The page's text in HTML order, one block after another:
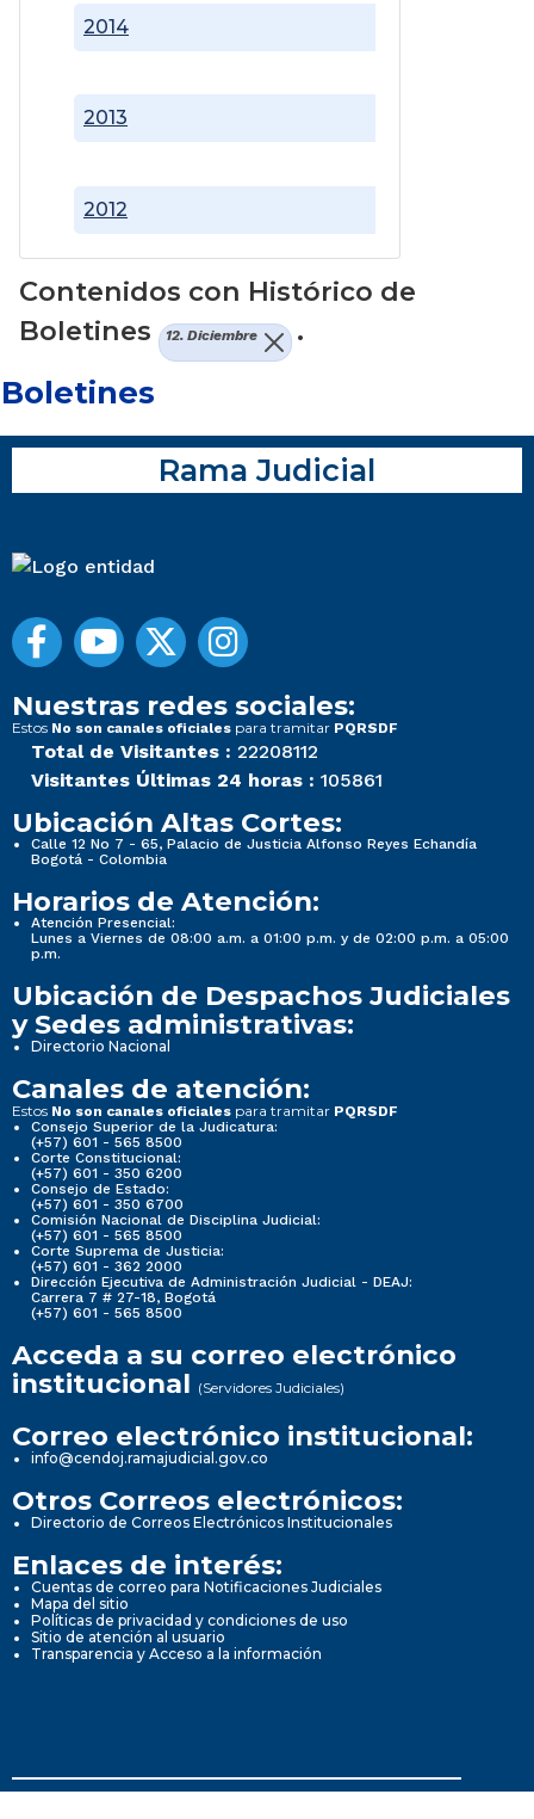
2012
2013
2014
Contenidos con Histórico de
Boletines
12. Diciembre .
Boletines
Rama Judicial
Nuestras redes sociales:
Estos No son canales oficiales para tramitar PQRSDF
Total de Visitantes : 22208112
Visitantes Últimas 24 horas : 105861
Ubicación Altas Cortes:
Calle 12 No 7 - 65, Palacio de Justicia Alfonso Reyes Echandía
Bogotá - Colombia
Horarios de Atención:
Atención Presencial:
Lunes a Viernes de 08:00 a.m. a 01:00 p.m. y de 02:00 p.m. a 05:00
p.m.
Ubicación de Despachos Judiciales
y Sedes administrativas:
Directorio Nacional
Canales de atención:
Estos No son canales oficiales para tramitar PQRSDF
Consejo Superior de la Judicatura:
(+57) 601 - 565 8500
Corte Constitucional:
(+57) 601 - 350 6200
Consejo de Estado:
(+57) 601 - 350 6700
Comisión Nacional de Disciplina Judicial:
(+57) 601 - 565 8500
Corte Suprema de Justicia:
(+57) 601 - 362 2000
Dirección Ejecutiva de Administración Judicial - DEAJ:
Carrera 7 # 27-18, Bogotá
(+57) 601 - 565 8500
Acceda a su correo electrónico
institucional (Servidores Judiciales)
Correo electrónico institucional:
info@cendoj.ramajudicial.gov.co
Otros Correos electrónicos:
Directorio de Correos Electrónicos Institucionales
Enlaces de interés:
Cuentas de correo para Notificaciones Judiciales
Mapa del sitio
Políticas de privacidad y condiciones de uso
Sitio de atención al usuario
Transparencia y Acceso a la información